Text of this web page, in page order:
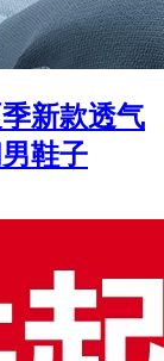
新款透气
鞋子